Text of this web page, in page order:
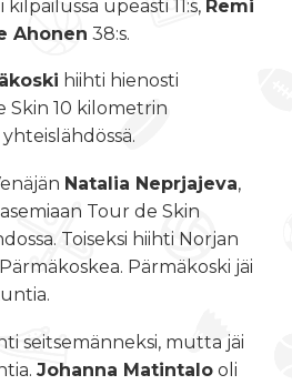
kilpailussa upeasti 11:s, Remi
Ahonen 38:s.
hiihti hienosti
Skin 10 kilometrin
Natalia Neprjajeva,
Tour de Skin
Toiseksi hiihti Norjan
Pärmäkoski jäi
seitsemänneksi, mutta jäi
Johanna Matintalo oli